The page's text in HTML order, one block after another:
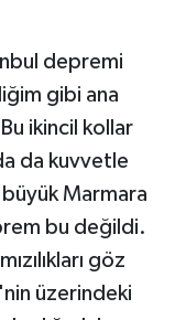
depremi
gibi ana
Bu ikincil kollar
da kuvvetle
Marmara
bu değildi.
göz
üzerindeki